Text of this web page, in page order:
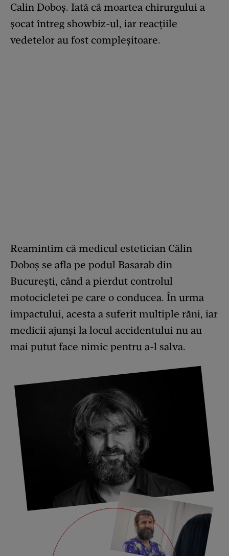
Calin Doboș. Iată că moartea chirurgului a
șocat întreg showbiz-ul, iar reacțiile
vedetelor au fost compleșitoare.
Reamintim că medicul estetician Călin
Doboș se afla pe podul Basarab din
București, când a pierdut controlul
motocicletei pe care o conducea. În urma
impactului, acesta a suferit multiple răni, iar
medicii ajunși la locul accidentului nu au
mai putut face nimic pentru a-l salva.